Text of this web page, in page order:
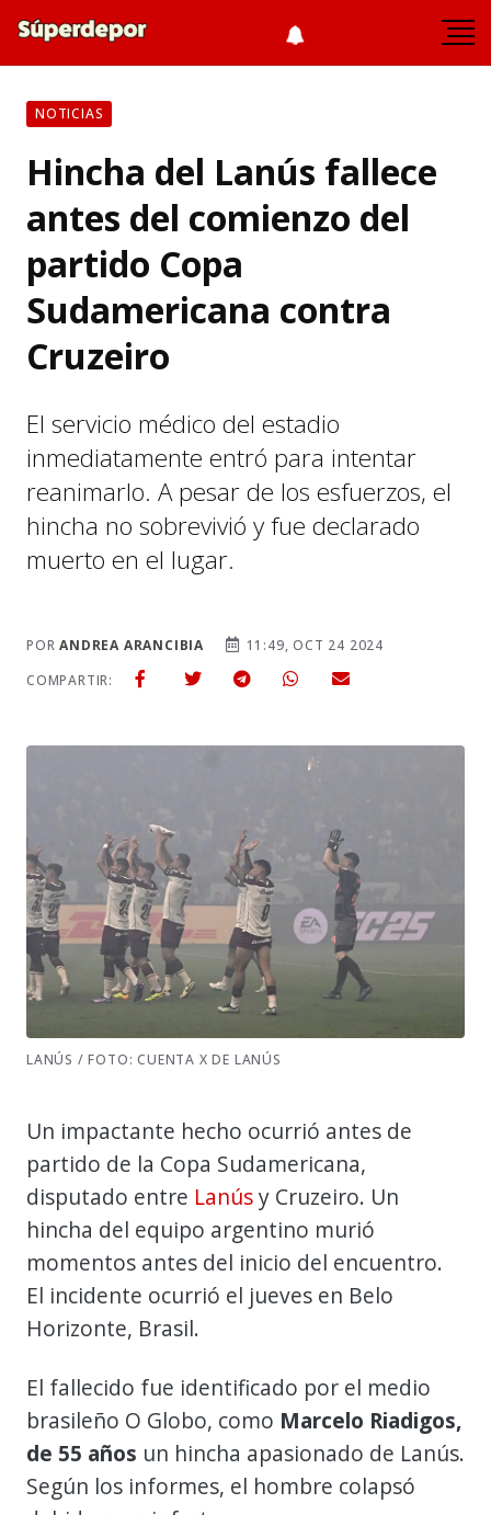
NOTICIAS
Hincha del Lanús fallece
antes del comienzo del
partido Copa
Sudamericana contra
Cruzeiro
El servicio médico del estadio
inmediatamente entró para intentar
reanimarlo. A pesar de los esfuerzos, el
hincha no sobrevivió y fue declarado
muerto en el lugar.
PORANDREA ARANCIBIA
11:49, OCT 24 2024
COMPARTIR:
LANÚS / FOTO: CUENTA X DE LANÚS
Un impactante hecho ocurrió antes de
partido de la Copa Sudamericana,
disputado entre Lanúsy Cruzeiro. Un
hincha del equipo argentino murió
momentos antes del inicio del encuentro.
El incidente ocurrió el jueves en Belo
Horizonte, Brasil.
El fallecido fue identificado por el medio
brasileño O Globo, como Marcelo Riadigos,
de 55 años un hincha apasionado de Lanús.
Según los informes, el hombre colapsó